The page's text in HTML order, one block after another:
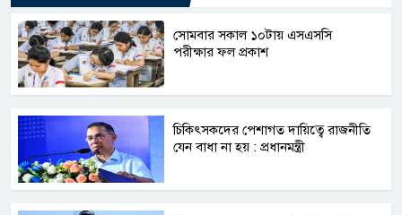
সোমবার সকাল ১০টায় এসএসসি
পরীক্ষার ফল প্রকাশ
চিকিৎসকদের পেশাগত দায়িত্বে রাজনীতি
যেন বাধা না হয় : প্রধানমন্ত্রী